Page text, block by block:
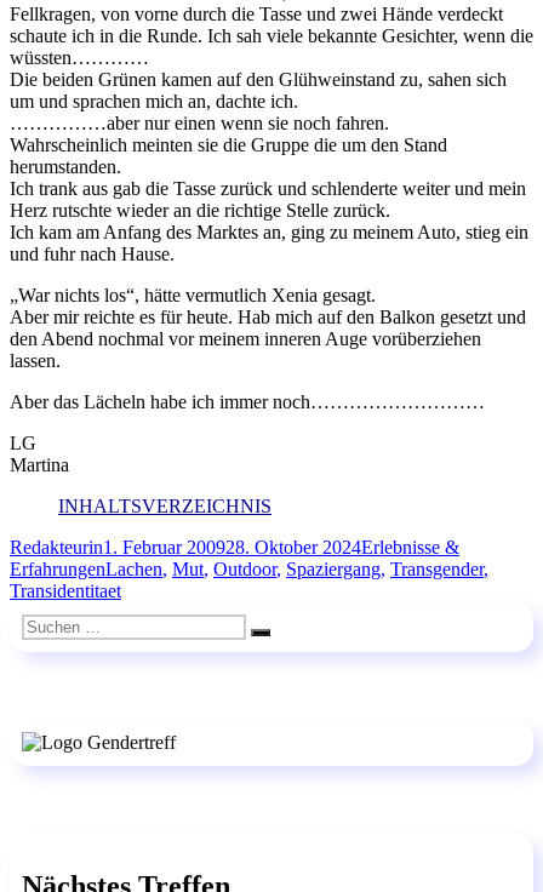
Fellkragen, von vorne durch die Tasse und zwei Hände verdeckt
schaute ich in die Runde. Ich sah viele bekannte Gesichter, wenn die
wüssten…………
Die beiden Grünen kamen auf den Glühweinstand zu, sahen sich
um und sprachen mich an, dachte ich.
……………aber nur einen wenn sie noch fahren.
Wahrscheinlich meinten sie die Gruppe die um den Stand
herumstanden.
Ich trank aus gab die Tasse zurück und schlenderte weiter und mein
Herz rutschte wieder an die richtige Stelle zurück.
Ich kam am Anfang des Marktes an, ging zu meinem Auto, stieg ein
und fuhr nach Hause.
„War nichts los“, hätte vermutlich Xenia gesagt.
Aber mir reichte es für heute. Hab mich auf den Balkon gesetzt und
den Abend nochmal vor meinem inneren Auge vorüberziehen
lassen.
Aber das Lächeln habe ich immer noch………………………
LG
Martina
INHALTSVERZEICHNIS
Autor
RedakteurinVeröffentlicht
am
1. Februar 200928. Oktober 2024Kategorien
Erlebnisse &
ErfahrungenSchlagwörter
Lachen, Mut, Outdoor, Spaziergang, Transgender,
Transidentitaet
Suchen
nach:
Suchen